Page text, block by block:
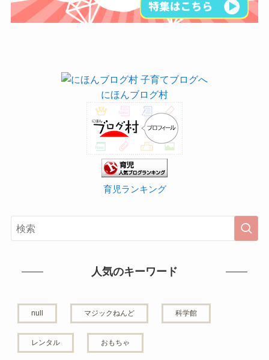
にほんブログ村
育児ランキング
人気のキーワード
null マジックねんど 科学館
レンタル おもちゃ